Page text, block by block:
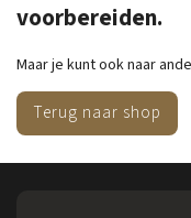
voorbereiden.
Maar je kunt ook naar
Terug naar shop